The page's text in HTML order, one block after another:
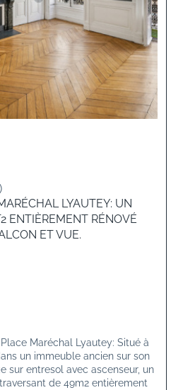
LYAUTEY: UN
ENTIÈREMENT RÉNOVÉ
ET VUE.
Maréchal Lyautey: Situé à
un immeuble ancien sur son
sur entresol avec ascenseur, un
de 49m2 entièrement